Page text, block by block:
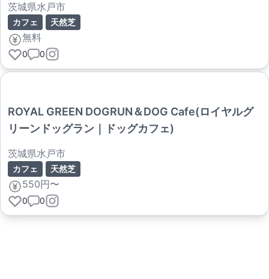
茨城県水戸市
カフェ 天然芝
無料
0 0
ROYAL GREEN DOGRUN＆DOG Cafe(ロイヤルグ
リーンドッグラン｜ドッグカフェ)
茨城県水戸市
カフェ 天然芝
550円〜
0 0